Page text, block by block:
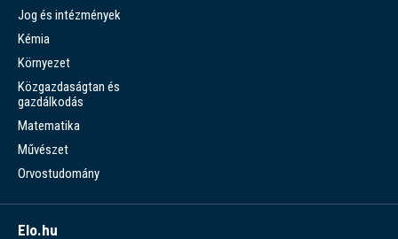
Jog és intézmények
Kémia
Környezet
Közgazdaságtan és
gazdálkodás
Matematika
Művészet
Orvostudomány
Elo.hu